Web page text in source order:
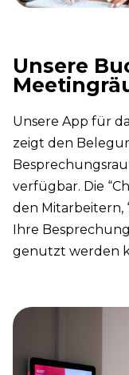
Unsere
Unsere App für
zeigt den
verfügbar. Die
den Mitarbeitern,
Ihre
genutzt werden